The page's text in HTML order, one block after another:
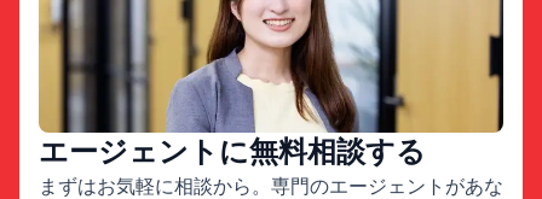
エージェントに無料相談する
まずはお気軽に相談から。専門のエージェントがあな